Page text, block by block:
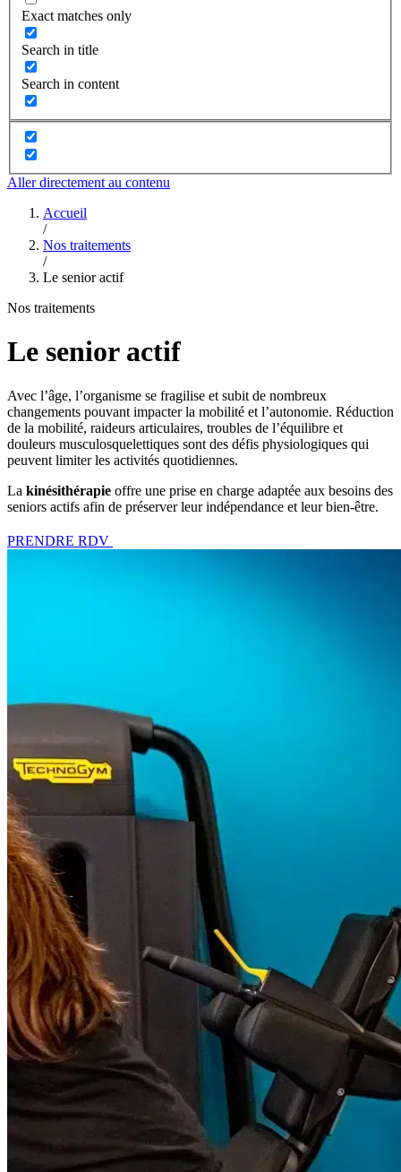
Exact matches only
Search in title
Search in content
Aller directement au contenu
Accueil
/
Nos traitements
/
Le senior actif
Nos traitements
Le senior actif
Avec l’âge, l’organisme se fragilise et subit de nombreux
changements pouvant impacter la mobilité et l’autonomie. Réduction
de la mobilité, raideurs articulaires, troubles de l’équilibre et
douleurs musculosquelettiques sont des défis physiologiques qui
peuvent limiter les activités quotidiennes.
La kinésithérapie offre une prise en charge adaptée aux besoins des
seniors actifs afin de préserver leur indépendance et leur bien-être.
PRENDRE RDV